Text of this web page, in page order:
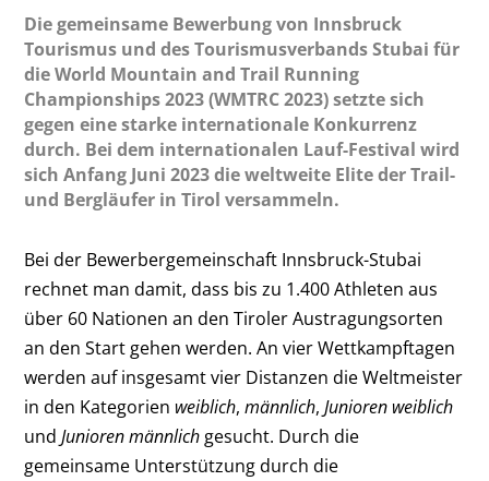
Die gemeinsame Bewerbung von Innsbruck
Tourismus und des Tourismusverbands Stubai für
die World Mountain and Trail Running
Championships 2023 (WMTRC 2023) setzte sich
gegen eine starke internationale Konkurrenz
durch. Bei dem internationalen Lauf-Festival wird
sich Anfang Juni 2023 die weltweite Elite der Trail-
und Bergläufer in Tirol versammeln.
Bei der Bewerbergemeinschaft Innsbruck-Stubai
rechnet man damit, dass bis zu 1.400 Athleten aus
über 60 Nationen an den Tiroler Austragungsorten
an den Start gehen werden. An vier Wettkampftagen
werden auf insgesamt vier Distanzen die Weltmeister
in den Kategorien weiblich,männlich,Junioren weiblich
undJunioren männlich gesucht. Durch die
gemeinsame Unterstützung durch die